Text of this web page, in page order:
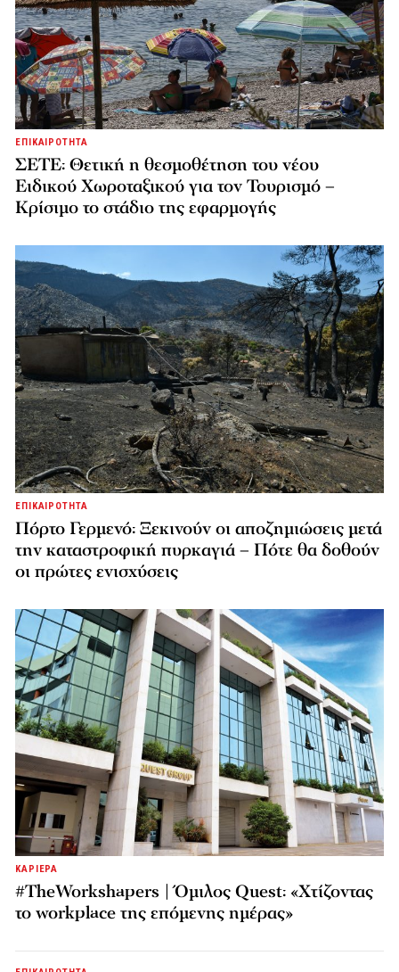
ΕΠΙΚΑΙΡΟΤΗΤΑ
ΣΕΤΕ: Θετική η θεσμοθέτηση του νέου
Ειδικού Χωροταξικού για τον Τουρισμό –
Κρίσιμο το στάδιο της εφαρμογής
ΕΠΙΚΑΙΡΟΤΗΤΑ
Πόρτο Γερμενό: Ξεκινούν οι αποζημιώσεις μετά
την καταστροφική πυρκαγιά – Πότε θα δοθούν
οι πρώτες ενισχύσεις
ΚΑΡΙΕΡΑ
#TheWorkshapers | Όμιλος Quest: «Χτίζοντας
το workplace της επόμενης ημέρας»